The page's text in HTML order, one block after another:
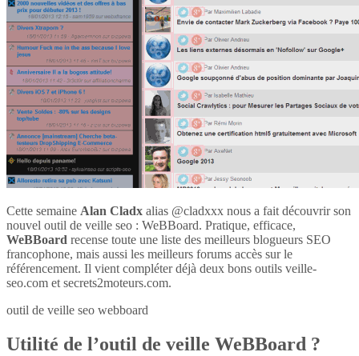
Cette semaine Alan Cladx alias @cladxxx nous a fait découvrir son
nouvel outil de veille seo : WeBBoard. Pratique, efficace,
WeBBoard recense toute une liste des meilleurs blogueurs SEO
francophone, mais aussi les meilleurs forums accès sur le
référencement. Il vient compléter déjà deux bons outils veille-
seo.com et secrets2moteurs.com.
outil de veille seo webboard
Utilité de l’outil de veille WeBBoard ?